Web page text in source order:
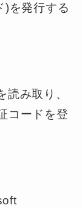
)を発行する
み取り、
コードを登